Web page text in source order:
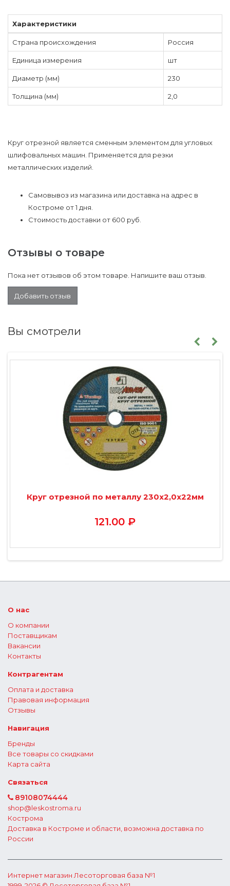
Характеристики
Страна происхождения Россия
Единица измерения шт
Диаметр (мм) 230
Толщина (мм) 2,0
Круг отрезной является сменным элементом для угловых
шлифовальных машин. Применяется для резки
металлических изделий.
Самовывоз из магазина или доставка на адрес в
Костроме от 1 дня.
Стоимость доставки от 600 руб.
Отзывы о товаре
Пока нет отзывов об этом товаре. Напишите ваш отзыв.
Добавить отзыв
Вы смотрели
Круг отрезной по металлу 230х2,0х22мм
121.00 ₽
О нас
О компании
Поставщикам
Вакансии
Контакты
Контрагентам
Оплата и доставка
Правовая информация
Отзывы
Навигация
Бренды
Все товары со скидками
Карта сайта
Связаться
89108074444
shop@leskostroma.ru
Кострома
Доставка в Костроме и области, возможна доставка по
России
Интернет магазин Лесоторговая база №1